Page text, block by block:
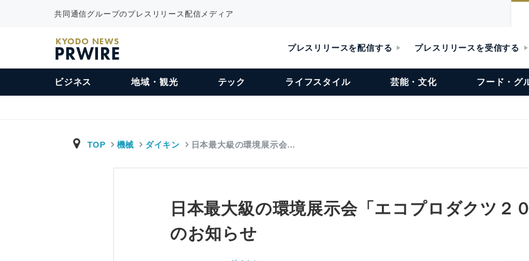
共同通信グループのプレスリリース配信メディア
KYODO NEWS
PRWIRE プレスリリースを配信する プレスリリースを受信する
ビジネス 地域・観光 テック ライフスタイル 芸能・文化 フード・グ
TOP 機械 ダイキン 日本最大級の環境展示会…
日本最大級の環境展示会「エコプロダクツ２
のお知らせ